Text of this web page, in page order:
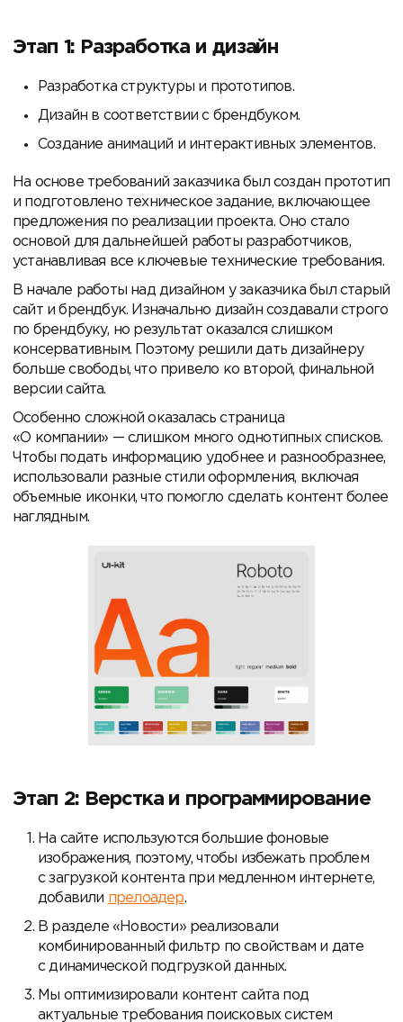
Этап 1: Разработка и дизайн
Разработка структуры и прототипов.
Дизайн в соответствии с брендбуком.
Создание анимаций и интерактивных элементов.
На основе требований заказчика был создан прототип
и подготовлено техническое задание, включающее
предложения по реализации проекта. Оно стало
основой для дальнейшей работы разработчиков,
устанавливая все ключевые технические требования.
В начале работы над дизайном у заказчика был старый
сайт и брендбук. Изначально дизайн создавали строго
по брендбуку, но результат оказался слишком
консервативным. Поэтому решили дать дизайнеру
больше свободы, что привело ко второй, финальной
версии сайта.
Особенно сложной оказалась страница
«О компании» — слишком много однотипных списков.
Чтобы подать информацию удобнее и разнообразнее,
использовали разные стили оформления, включая
объемные иконки, что помогло сделать контент более
наглядным.
Этап 2: Верстка и программирование
На сайте используются большие фоновые
изображения, поэтому, чтобы избежать проблем
с загрузкой контента при медленном интернете,
добавили прелоадер.
В разделе «Новости» реализовали
комбинированный фильтр по свойствам и дате
с динамической подгрузкой данных.
Мы оптимизировали контент сайта под
актуальные требования поисковых систем